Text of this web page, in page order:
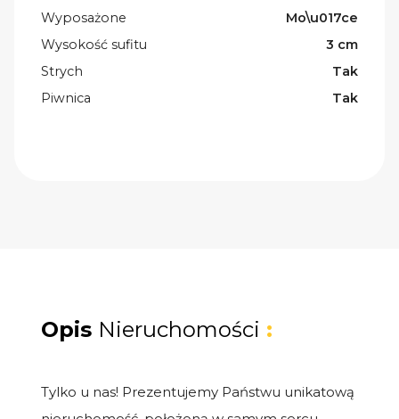
Wyposażone
Mo\u017ce
Wysokość sufitu
3 cm
Strych
Tak
Piwnica
Tak
Opis Nieruchomości :
Tylko u nas! Prezentujemy Państwu unikatową